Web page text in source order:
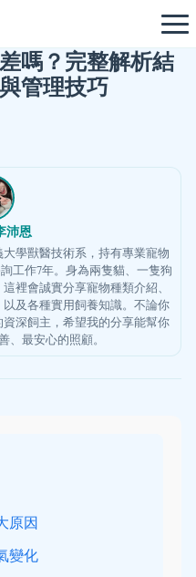
嗎？完整解析結
管理技巧
沛恩
學獸醫技術系，持有專業寵物
工作7年。身為兩隻貓、一隻狗
裡會誠實分享寵物種類介紹、
及各種實用飼養知識。不論你
深飼主，希望我的分享能幫你
、最安心的照顧。
原因
變化